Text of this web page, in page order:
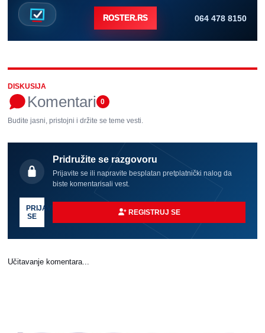
ROSTER.RS 064 478 8150
DISKUSIJA
Komentari 0
Budite jasni, pristojni i držite se teme vesti.
Pridružite se razgovoru
Prijavite se ili napravite besplatan pretplatnički nalog da
biste komentarisali vest.
PRIJAVI
SE
REGISTRUJ SE
Učitavanje komentara...